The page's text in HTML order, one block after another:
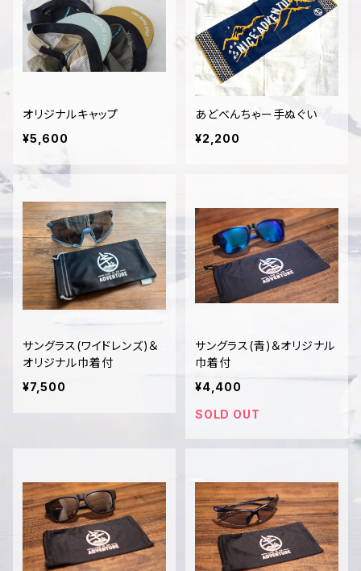
オリジナルキャップ
¥5,600
あどべんちゃー手ぬぐい
¥2,200
サングラス(ワイドレンズ)＆
オリジナル巾着付
¥7,500
サングラス(青)＆オリジナル
巾着付
¥4,400
SOLD OUT